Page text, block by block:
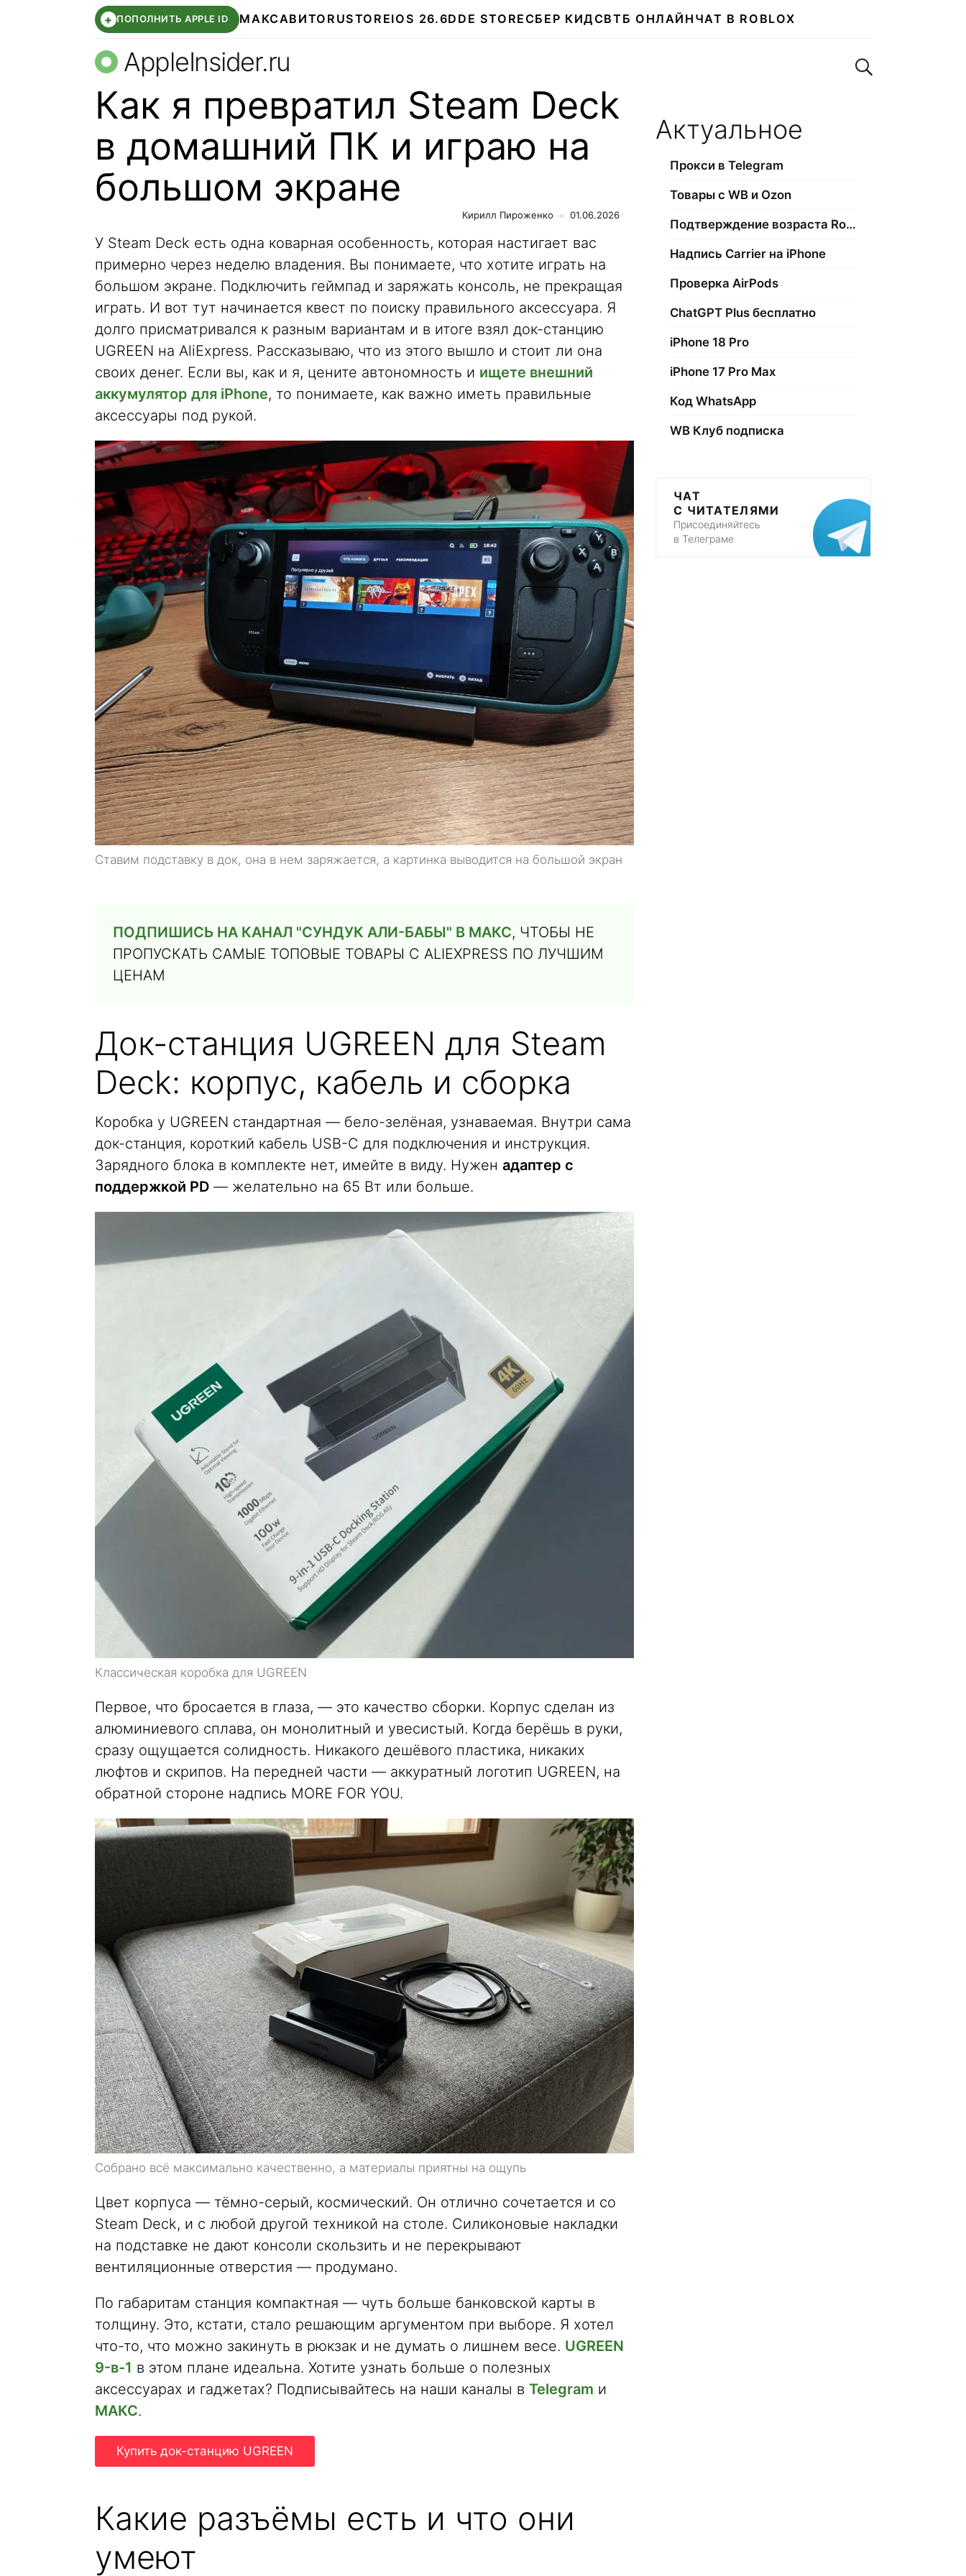
+ ПОПОЛНИТЬ APPLE ID МАКСАВИТО RUSTOREIOS 26.6DDE STORE СБЕР КИДСВТБ ОНЛАЙН ЧАТ В ROBLOX
AppleInsider.ru Поиск по сайту
Как я превратил Steam Deck
в домашний ПК и играю на
большом экране
Кирилл Пироженко 01.06.2026
У Steam Deck есть одна коварная особенность, которая настигает вас
примерно через неделю владения. Вы понимаете, что хотите играть на
большом экране. Подключить геймпад и заряжать консоль, не прекращая
играть. И вот тут начинается квест по поиску правильного аксессуара. Я
долго присматривался к разным вариантам и в итоге взял док-станцию
UGREEN на AliExpress. Рассказываю, что из этого вышло и стоит ли она
своих денег. Если вы, как и я, цените автономность и ищете внешний
аккумулятор для iPhone, то понимаете, как важно иметь правильные
аксессуары под рукой.
Ставим подставку в док, она в нем заряжается, а картинка выводится на большой экран
ПОДПИШИСЬ НА КАНАЛ "СУНДУК АЛИ-БАБЫ" В МАКС, ЧТОБЫ НЕ
ПРОПУСКАТЬ САМЫЕ ТОПОВЫЕ ТОВАРЫ С ALIEXPRESS ПО ЛУЧШИМ
ЦЕНАМ
Док-станция UGREEN для Steam
Deck: корпус, кабель и сборка
Коробка у UGREEN стандартная — бело-зелёная, узнаваемая. Внутри сама
док-станция, короткий кабель USB-C для подключения и инструкция.
Зарядного блока в комплекте нет, имейте в виду. Нужен адаптер с
поддержкой PD — желательно на 65 Вт или больше.
Классическая коробка для UGREEN
Первое, что бросается в глаза, — это качество сборки. Корпус сделан из
алюминиевого сплава, он монолитный и увесистый. Когда берёшь в руки,
сразу ощущается солидность. Никакого дешёвого пластика, никаких
люфтов и скрипов. На передней части — аккуратный логотип UGREEN, на
обратной стороне надпись MORE FOR YOU.
Собрано всё максимально качественно, а материалы приятны на ощупь
Цвет корпуса — тёмно-серый, космический. Он отлично сочетается и со
Steam Deck, и с любой другой техникой на столе. Силиконовые накладки
на подставке не дают консоли скользить и не перекрывают
вентиляционные отверстия — продумано.
По габаритам станция компактная — чуть больше банковской карты в
толщину. Это, кстати, стало решающим аргументом при выборе. Я хотел
что-то, что можно закинуть в рюкзак и не думать о лишнем весе. UGREEN
9-в-1 в этом плане идеальна. Хотите узнать больше о полезных
аксессуарах и гаджетах? Подписывайтесь на наши каналы в Telegram и
МАКС.
Купить док-станцию UGREEN
Какие разъёмы есть и что они
умеют
Актуальное
Прокси в Telegram
Товары с WB и Ozon
Подтверждение возраста Roblox
Надпись Carrier на iPhone
Проверка AirPods
ChatGPT Plus бесплатно
iPhone 18 Pro
iPhone 17 Pro Max
Код WhatsApp
WB Клуб подписка
ЧАТ
С ЧИТАТЕЛЯМИ
Присоединяйтесь
в Телеграме